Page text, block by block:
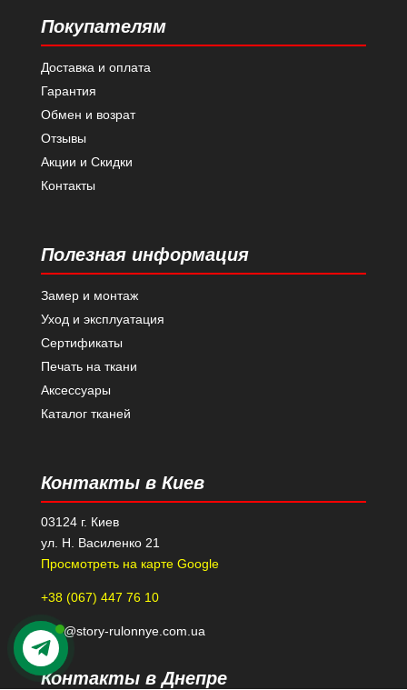
Покупателям
Доставка и оплата
Гарантия
Обмен и возрат
Отзывы
Акции и Скидки
Контакты
Полезная информация
Замер и монтаж
Уход и эксплуатация
Сертификаты
Печать на ткани
Аксессуары
Каталог тканей
Контакты в Киев
03124 г. Киев
ул. Н. Василенко 21
Просмотреть на карте Google
+38 (067) 447 76 10
kiev@story-rulonnye.com.ua
Контакты в Днепре